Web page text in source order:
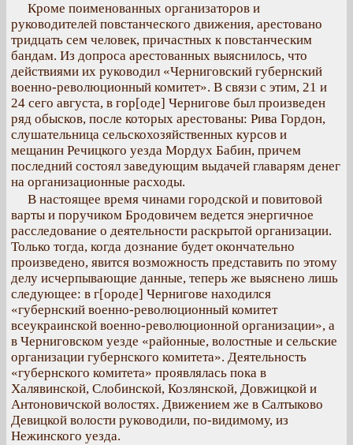
Кроме поименованных организаторов и
руководителей повстанческого движения, арестовано
тридцать сем человек, причастных к повстанческим
бандам. Из допроса арестованных выяснилось, что
действиями их руководил «Черниговский губернский
военно-революционный комитет». В связи с этим, 21 и
24 сего августа, в гор[оде] Чернигове был произведен
ряд обысков, после которых арестованы: Рива Гордон,
слушательница сельскохозяйственных курсов и
мещанин Речицкого уезда Мордух Бабин, причем
последний состоял заведующим выдачей главарям денег
на организационные расходы.
В настоящее время чинами городской и повитовой
варты и поручиком Бродовичем ведется энергичное
расследование о деятельности раскрытой организации.
Только тогда, когда дознание будет окончательно
произведено, явится возможность представить по этому
делу исчерпывающие данные, теперь же выяснено лишь
следующее: в г[ороде] Чернигове находился
«губернский военно-революционный комитет
всеукраинской военно-революционной организации», а
в Черниговском уезде «районные, волостные и сельские
организации губернского комитета». Деятельность
«губернского комитета» проявлялась пока в
Халявинской, Слобинской, Козлянской, Довжицкой и
Антоновичской волостях. Движением же в Салтыково
Девицкой волости руководили, по-видимому, из
Нежинского уезда.